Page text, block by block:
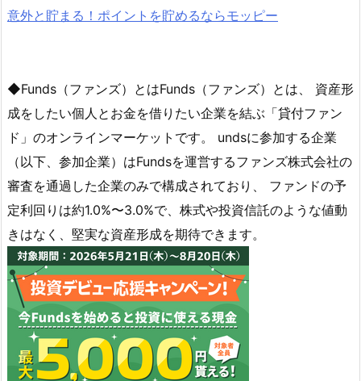
意外と貯まる！ポイントを貯めるならモッピー
◆Funds（ファンズ）とはFunds（ファンズ）とは、 資産形
成をしたい個人とお金を借りたい企業を結ぶ「貸付ファン
ド」のオンラインマーケットです。 undsに参加する企業
（以下、参加企業）はFundsを運営するファンズ株式会社の
審査を通過した企業のみで構成されており、 ファンドの予
定利回りは約1.0%〜3.0%で、株式や投資信託のような値動
きはなく、堅実な資産形成を期待できます。